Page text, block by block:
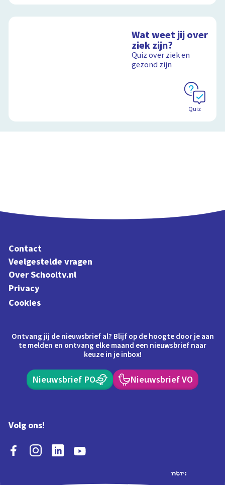
Wat weet jij over
ziek zijn?
Quiz over ziek en
gezond zijn
Quiz
Contact
Veelgestelde vragen
Over Schooltv.nl
Privacy
Cookies
Ontvang jij de nieuwsbrief al? Blijf op de hoogte door je aan
te melden en ontvang elke maand een nieuwsbrief naar
keuze in je inbox!
Nieuwsbrief PO Nieuwsbrief VO
Volg ons!